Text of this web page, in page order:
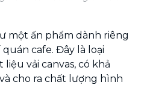
một ấn phẩm dành riêng
cafe. Đây là loại
vải canvas, có khả
cho ra chất lượng hình